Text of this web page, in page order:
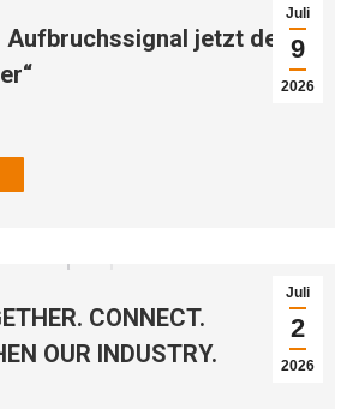
Juli
9
2026
Aufbruchssignal jetzt der
Juli
2
2026
CONNECT.
OUR INDUSTRY.